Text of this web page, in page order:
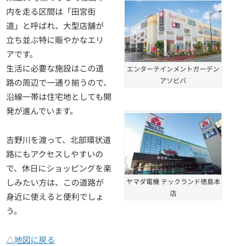
エンターテインメントガーデン
アソビバ
ヤマダ電機 テックランド徳島本
店
内を走る区間は「田宮街
道」と呼ばれ、大型店舗が
立ち並ぶ特に賑やかなエリ
アです。
生活に必要な施設はこの道
路の周辺で一通り揃うので、
沿線一帯は住宅地としても開
発が進んでいます。
吉野川を渡って、北部環状道
路にもアクセスしやすいの
で、休日にショッピングを楽
しみたい方は、この道路が
身近に使えると便利でしょ
う。
△地図に戻る